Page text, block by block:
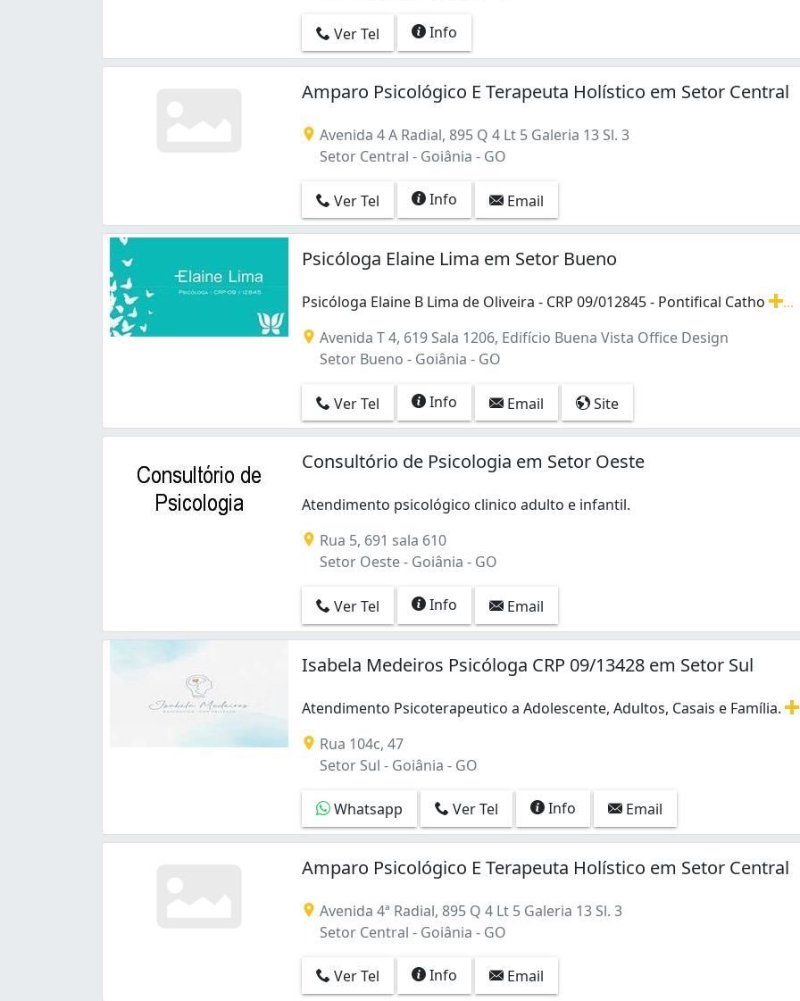
Ver Tel Info
Amparo Psicológico E Terapeuta Holístico em Setor Central
Avenida 4 A Radial, 895 Q 4 Lt 5 Galeria 13 Sl. 3
Setor Central - Goiânia - GO
Ver Tel Info Email
Psicóloga Elaine Lima em Setor Bueno
Psicóloga Elaine B Lima de Oliveira - CRP 09/012845 - Pontifical Catho
Avenida T 4, 619 Sala 1206, Edifício Buena Vista Office Design
Setor Bueno - Goiânia - GO
Ver Tel Info Email Site
Consultório de Psicologia em Setor Oeste
Atendimento psicológico clinico adulto e infantil.
Rua 5, 691 sala 610
Setor Oeste - Goiânia - GO
Ver Tel Info Email
Isabela Medeiros Psicóloga CRP 09/13428 em Setor Sul
Atendimento Psicoterapeutico a Adolescente, Adultos, Casais e Família.
Rua 104c, 47
Setor Sul - Goiânia - GO
Whatsapp Ver Tel Info Email
Amparo Psicológico E Terapeuta Holístico em Setor Central
Avenida 4ª Radial, 895 Q 4 Lt 5 Galeria 13 Sl. 3
Setor Central - Goiânia - GO
Ver Tel Info Email